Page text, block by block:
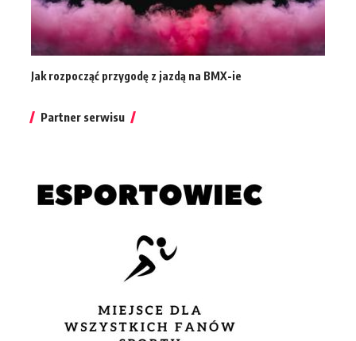
Jak rozpocząć przygodę z jazdą na BMX-ie
Partner serwisu